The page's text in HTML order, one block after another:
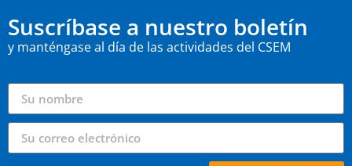
Suscríbase a nuestro boletín
y manténgase al día de las actividades del CSEM